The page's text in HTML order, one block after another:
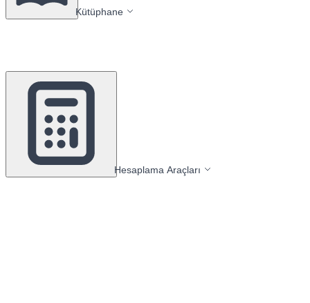
Kütüphane
Hesaplama Araçları